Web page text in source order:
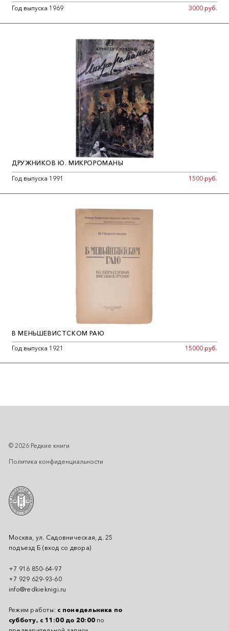
Год выпуска 1969
3000 руб.
ДРУЖНИКОВ Ю. МИКРОРОМАНЫ
Год выпуска 1991
1500 руб.
В МЕНЬШЕВИСТСКОМ РАЮ
Год выпуска 1921
15000 руб.
Москва, ул. Садовническая, д. 25
подъезд Б (вход со двора)
+7 916 850-64-97
+7 929 629-93-60
info@redkieknigi.ru
Режим работы: с понедельника по
субботу, с 11:00 до 20:00 по
© 2026 Редкие книги
Политика конфиденциальности